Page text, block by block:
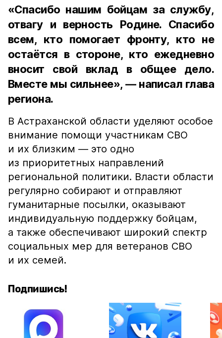
«Спасибо нашим бойцам за службу,
отвагу и верность Родине. Спасибо
всем, кто помогает фронту, кто не
остаётся в стороне, кто ежедневно
вносит свой вклад в общее дело.
Вместе мы сильнее», — написал глава
региона.
В Астраханской области уделяют особое
внимание помощи участникам СВО
и их близким — это одно
из приоритетных направлений
региональной политики. Власти области
регулярно собирают и отправляют
гуманитарные посылки, оказывают
индивидуальную поддержку бойцам,
а также обеспечивают широкий спектр
социальных мер для ветеранов СВО
и их семей.
Подпишись!